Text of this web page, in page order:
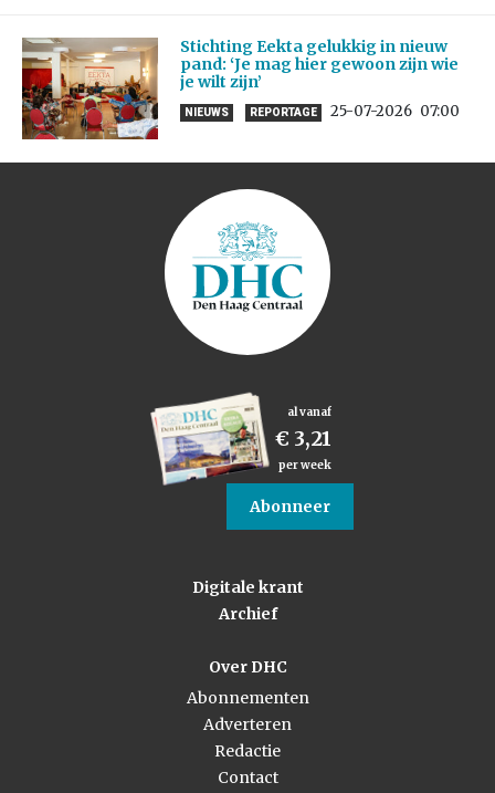
Stichting Eekta gelukkig in nieuw
pand: ‘Je mag hier gewoon zijn wie
je wilt zijn’
NIEUWS REPORTAGE 25-07-2026 07:00
al vanaf
€ 3,21
per week
Abonneer
Digitale krant
Archief
Over DHC
Abonnementen
Adverteren
Redactie
Contact